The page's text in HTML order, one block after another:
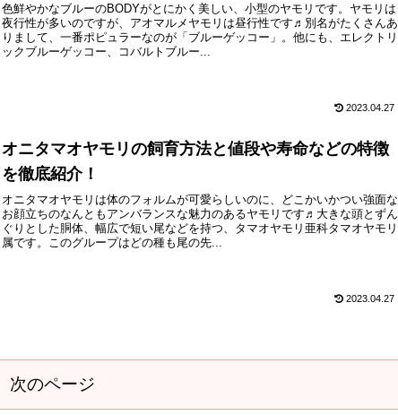
色鮮やかなブルーのBODYがとにかく美しい、小型のヤモリです。ヤモリは
夜行性が多いのですが、アオマルメヤモリは昼行性です♬別名がたくさんあ
りまして、一番ポピュラーなのが「ブルーゲッコー」。他にも、エレクトリ
ックブルーゲッコー、コバルトブルー...
2023.04.27
オニタマオヤモリの飼育方法と値段や寿命などの特徴
を徹底紹介！
オニタマオヤモリは体のフォルムが可愛らしいのに、どこかいかつい強面な
お顔立ちのなんともアンバランスな魅力のあるヤモリです♬大きな頭とずん
ぐりとした胴体、幅広で短い尾などを持つ、タマオヤモリ亜科タマオヤモリ
属です。このグループはどの種も尾の先...
2023.04.27
次のページ